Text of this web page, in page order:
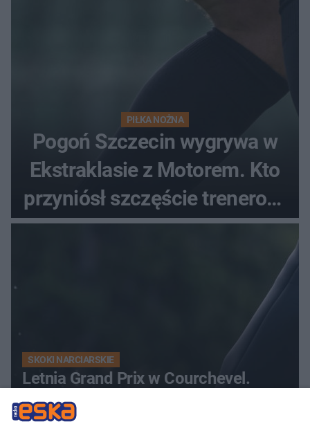
PIŁKA NOŻNA
Pogoń Szczecin wygrywa w
Ekstraklasie z Motorem. Kto
przyniósł szczęście trenerowi
gospodarzy?
SKOKI NARCIARSKIE
Letnia Grand Prix w Courchevel.
Zobacz zaskakujące wyniki
zawodów